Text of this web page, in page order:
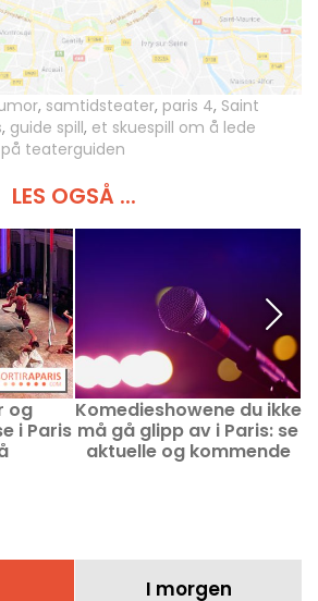
, samtidsteater, paris 4, Saint
, guide spill, et skuespill om å lede
teaterguiden
LES OGSÅ ...
og
i Paris
Komedieshowene du ikke
må gå glipp av i Paris: se
aktuelle og kommende
I morgen